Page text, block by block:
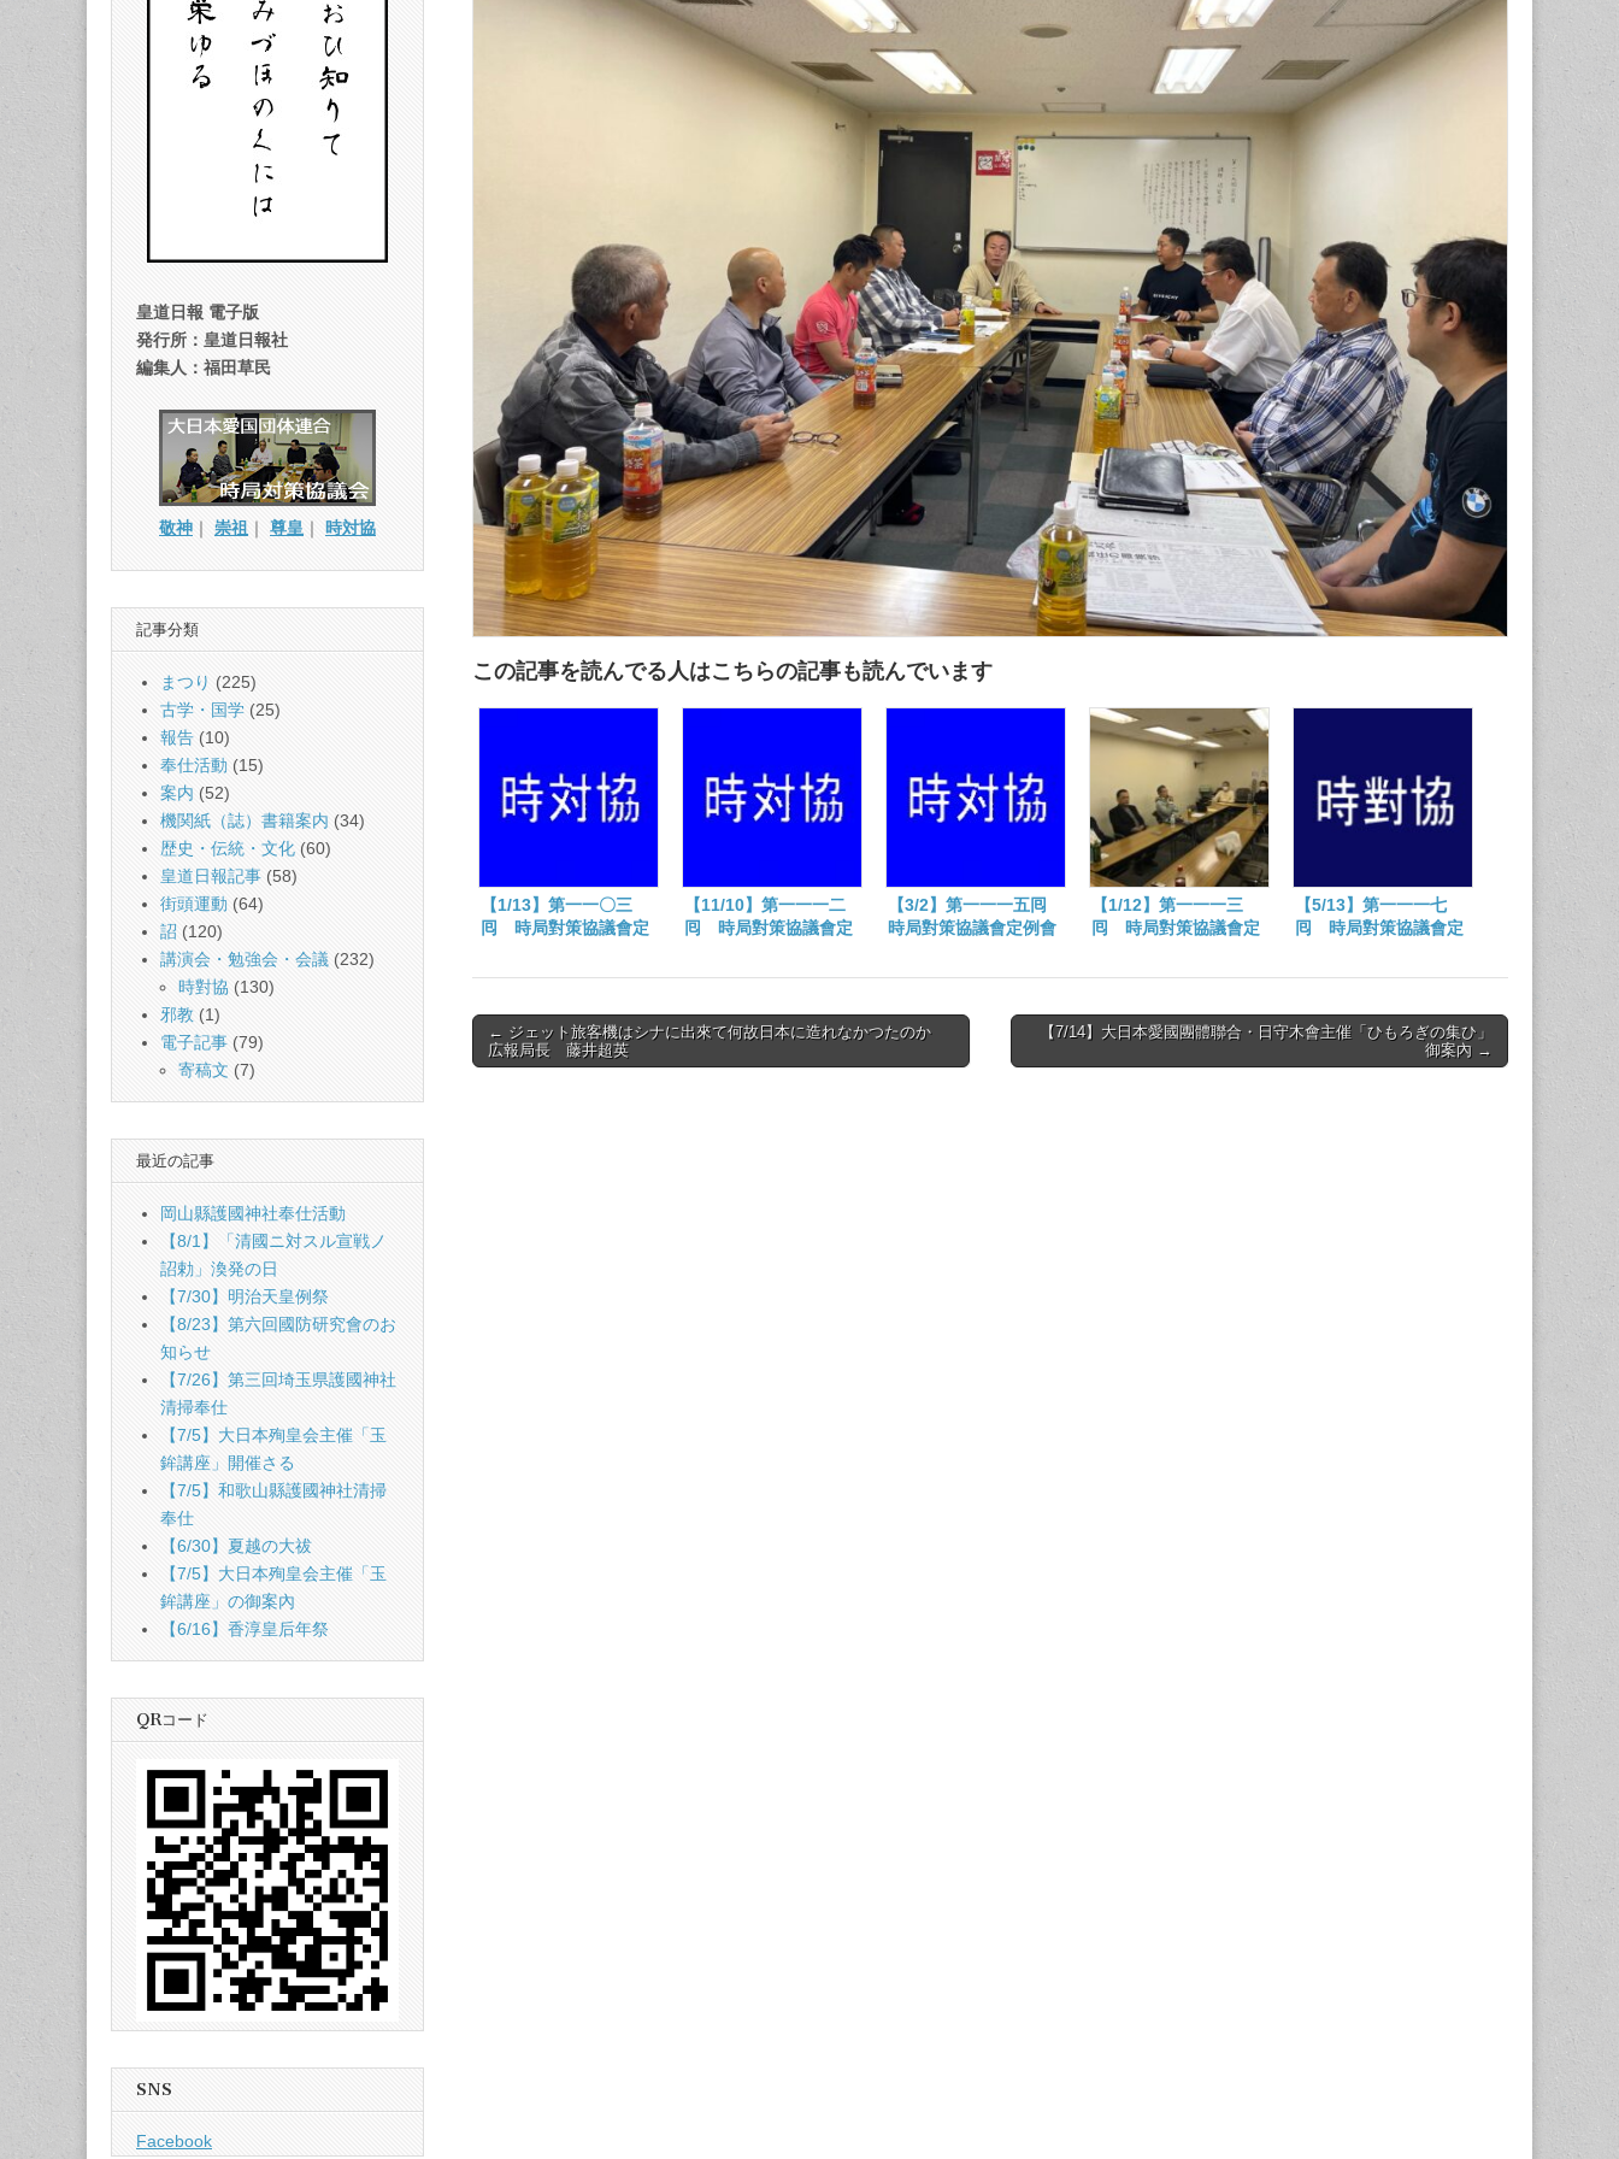
議
この記事を読んでる人はこちらの記事も読んでいます
【1/13】第一一〇三
囘 時局對策協議會定
【11/10】第一一一二
囘 時局對策協議會定
【3/2】第一一一五囘
時局對策協議會定例會
【1/12】第一一一三
囘 時局對策協議會定
【5/13】第一一一七
囘 時局對策協議會定
Post
navigation
← ジェット旅客機はシナに出來て何故日本に造れなかつたのか
広報局長 藤井超英
【7/14】大日本愛國團體聯合・日守木會主催「ひもろぎの集ひ」
御案內 →
皇道日報 電子版
発行所：皇道日報社
編集人：福田草民
敬神 ｜ 崇祖 ｜ 尊皇 ｜ 時対協
記事分類
まつり (225)
古学・国学 (25)
報告 (10)
奉仕活動 (15)
案内 (52)
機関紙（誌）書籍案内 (34)
歴史・伝統・文化 (60)
皇道日報記事 (58)
街頭運動 (64)
詔 (120)
講演会・勉強会・会議 (232)
時對協 (130)
邪教 (1)
電子記事 (79)
寄稿文 (7)
最近の記事
岡山縣護國神社奉仕活動
【8/1】「清國ニ対スル宣戦ノ
詔勅」渙発の日
【7/30】明治天皇例祭
【8/23】第六回國防研究會のお
知らせ
【7/26】第三回埼玉県護國神社
清掃奉仕
【7/5】大日本殉皇会主催「玉
鉾講座」開催さる
【7/5】和歌山縣護國神社清掃
奉仕
【6/30】夏越の大祓
【7/5】大日本殉皇会主催「玉
鉾講座」の御案內
【6/16】香淳皇后年祭
QRコード
SNS
Facebook